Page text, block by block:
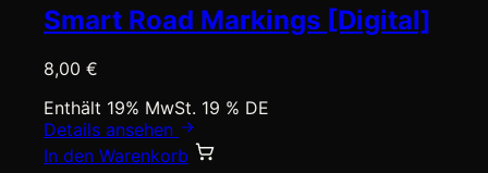
Smart Road Markings [Digital]
8,00 €
Enthält 19% MwSt. 19 % DE
Details ansehen
In den Warenkorb